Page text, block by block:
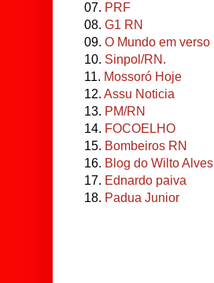
07. PRF
08. G1 RN
09. O Mundo em verso
10. Sinpol/RN.
11. Mossoró Hoje
12. Assu Noticia
13. PM/RN
14. FOCOELHO
15. Bombeiros RN
16. Blog do Wilto Alves
17. Ednardo paiva
18. Padua Junior